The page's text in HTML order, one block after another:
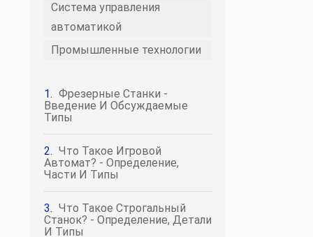
Система управления
автоматикой
Промышленные технологии
Фрезерные Станки -
Введение И Обсуждаемые
Типы
Что Такое Игровой
Автомат? - Определение,
Части И Типы
Что Такое Строгальный
Станок? - Определение, Детали
И Типы